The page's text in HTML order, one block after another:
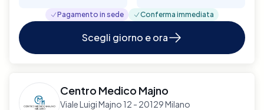
Pagamento in sede Conferma immediata
Scegli giorno e ora
Centro Medico Majno
Viale Luigi Majno 12 - 20129 Milano